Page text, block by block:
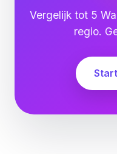
Vergelijk tot 5
regio.